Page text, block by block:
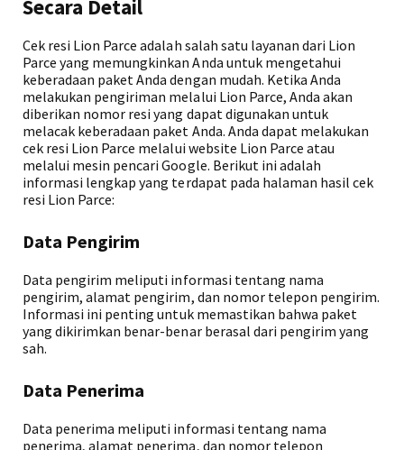
Secara Detail
Cek resi Lion Parce adalah salah satu layanan dari Lion
Parce yang memungkinkan Anda untuk mengetahui
keberadaan paket Anda dengan mudah. Ketika Anda
melakukan pengiriman melalui Lion Parce, Anda akan
diberikan nomor resi yang dapat digunakan untuk
melacak keberadaan paket Anda. Anda dapat melakukan
cek resi Lion Parce melalui website Lion Parce atau
melalui mesin pencari Google. Berikut ini adalah
informasi lengkap yang terdapat pada halaman hasil cek
resi Lion Parce:
Data Pengirim
Data pengirim meliputi informasi tentang nama
pengirim, alamat pengirim, dan nomor telepon pengirim.
Informasi ini penting untuk memastikan bahwa paket
yang dikirimkan benar-benar berasal dari pengirim yang
sah.
Data Penerima
Data penerima meliputi informasi tentang nama
penerima, alamat penerima, dan nomor telepon